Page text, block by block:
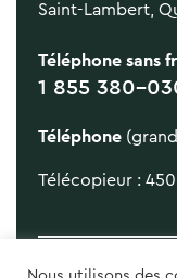
Saint-Lambert,
Téléphone sans
1 855 380-
Téléphone
Télécopieur :